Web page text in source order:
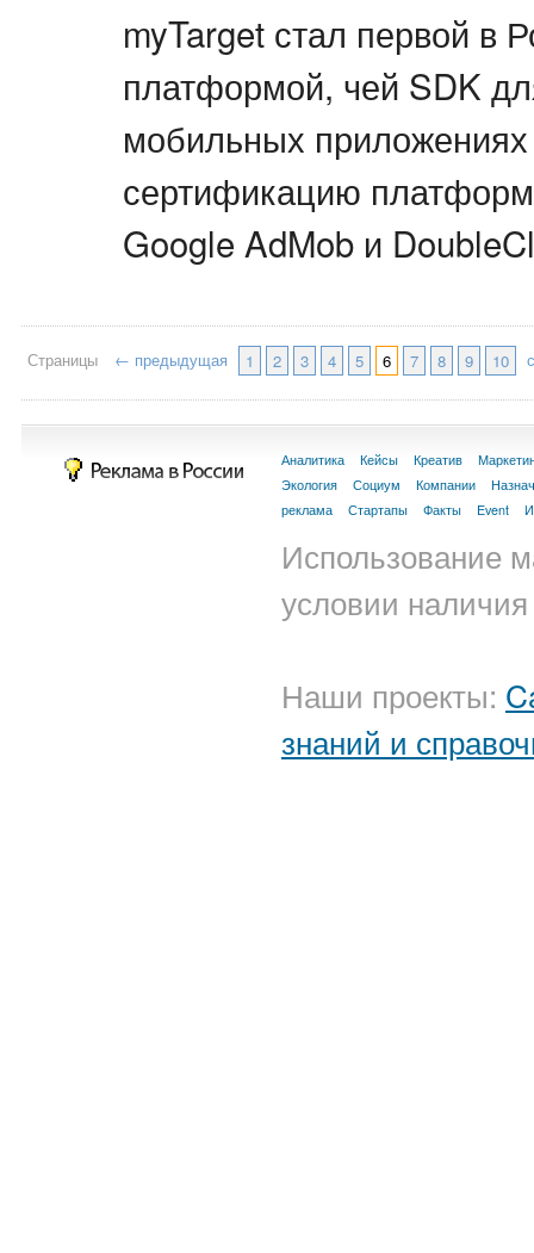
myTarget стал первой в
платформой, чей SDK
мобильных
сертификацию
Google AdMob и
Страницы ← предыдущая 1 2 3 4 5 6 7 8 9 10
Аналитика Кейсы Креатив
Экология
Социум Компании
реклама
Стартапы Факты Event
Использование
условии
Наши проекты:
знаний и